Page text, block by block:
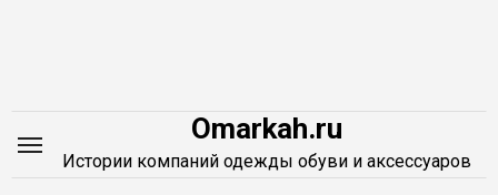
Omarkah.ru
Истории компаний одежды обуви и аксессуаров